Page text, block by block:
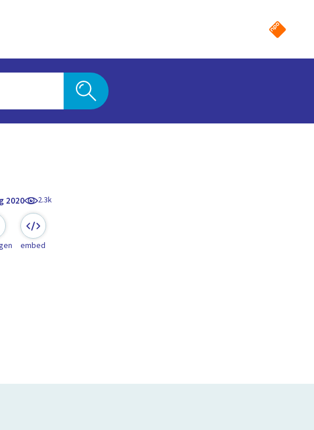
2020 2.3k
embed